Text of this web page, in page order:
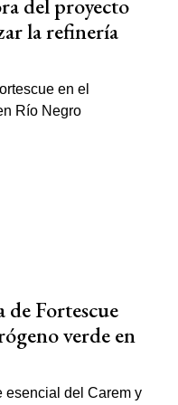
del proyecto
la refinería
de Fortescue
verde en